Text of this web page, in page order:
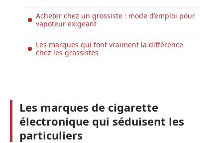
Acheter chez un grossiste : mode d’emploi pour
vapoteur exigeant
Les marques qui font vraiment la différence
chez les grossistes
Les marques de cigarette
électronique qui séduisent les
particuliers